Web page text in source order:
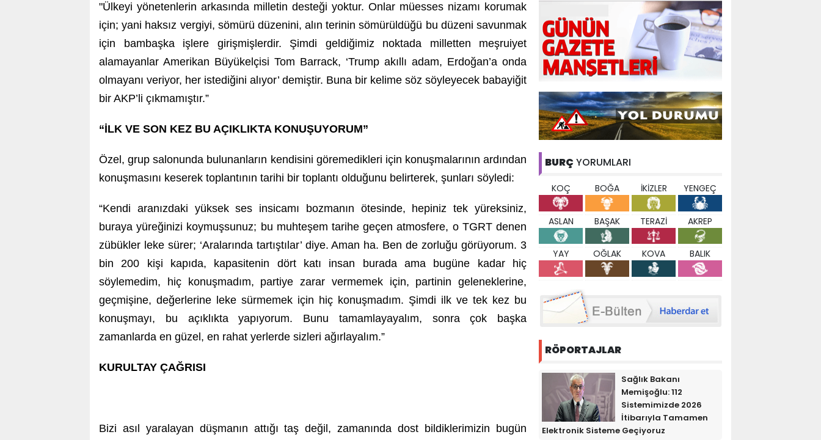
"Ülkeyi yönetenlerin arkasında milletin desteği yoktur. Onlar müesses nizamı korumak
için; yani haksız vergiyi, sömürü düzenini, alın terinin sömürüldüğü bu düzeni savunmak
için bambaşka işlere girişmişlerdir. Şimdi geldiğimiz noktada milletten meşruiyet
alamayanlar Amerikan Büyükelçisi Tom Barrack, ‘Trump akıllı adam, Erdoğan’a onda
olmayanı veriyor, her istediğini alıyor’ demiştir. Buna bir kelime söz söyleyecek babayiğit
bir AKP’li çıkmamıştır.”
“İLK VE SON KEZ BU AÇIKLIKTA KONUŞUYORUM”
Özel, grup salonunda bulunanların kendisini göremedikleri için konuşmalarının ardından
konuşmasını keserek toplantının tarihi bir toplantı olduğunu belirterek, şunları söyledi:
“Kendi aranızdaki yüksek ses insicamı bozmanın ötesinde, hepiniz tek yüreksiniz,
buraya yüreğinizi koymuşsunuz; bu muhteşem tarihe geçen atmosfere, o TGRT denen
zübükler leke sürer; ‘Aralarında tartıştılar’ diye. Aman ha. Ben de zorluğu görüyorum. 3
bin 200 kişi kapıda, kapasitenin dört katı insan burada ama bugüne kadar hiç
söylemedim, hiç konuşmadım, partiye zarar vermemek için, partinin geleneklerine,
geçmişine, değerlerine leke sürmemek için hiç konuşmadım. Şimdi ilk ve tek kez bu
konuşmayı, bu açıklıkta yapıyorum. Bunu tamamlayayalım, sonra çok başka
zamanlarda en güzel, en rahat yerlerde sizleri ağırlayalım.”
KURULTAY ÇAĞRISI
Bizi asıl yaralayan düşmanın attığı taş değil, zamanında dost bildiklerimizin bugün
BURÇ YORUMLARI
KOÇ BOĞA İKİZLER YENGEÇ
ASLAN BAŞAK TERAZİ AKREP
YAY OĞLAK KOVA BALIK
RÖPORTAJLAR
Sağlık Bakanı
Memişoğlu: 112
Sistemimizde 2026
İtibarıyla Tamamen
Elektronik Sisteme Geçiyoruz